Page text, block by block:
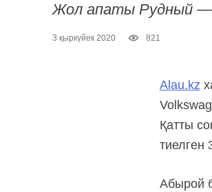
Жол апаты Рудный —
3 қыркүйек 2020 821
Alau.kz
Қатты
тиелген
Абырой